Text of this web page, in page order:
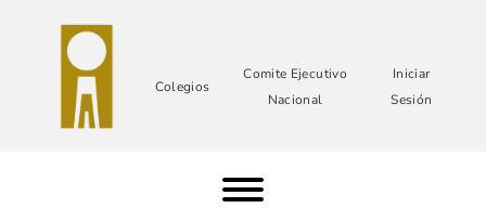
Colegios
Comite Ejecutivo
Nacional
Iniciar
Sesión